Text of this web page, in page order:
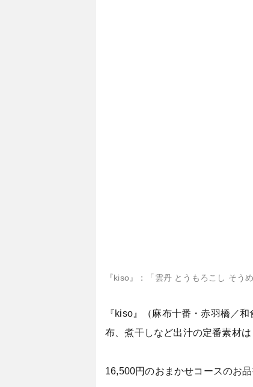
『kiso』：「雲丹 とうもろこし そう
『kiso』（麻布十番・赤羽橋／
布、煮干しなど出汁の定番素材
16,500円のおまかせコースのお